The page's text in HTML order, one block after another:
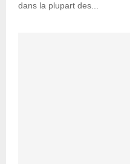
dans la plupart des...